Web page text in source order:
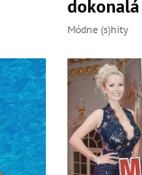
Módne (s)hity